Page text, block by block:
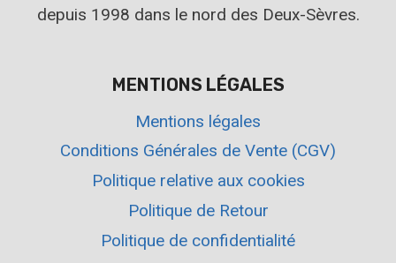
depuis 1998 dans le nord des Deux-Sèvres.
MENTIONS LÉGALES
Mentions légales
Conditions Générales de Vente (CGV)
Politique relative aux cookies
Politique de Retour
Politique de confidentialité